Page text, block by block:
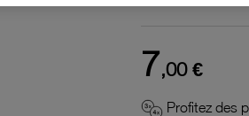
7,00 €
Profitez des